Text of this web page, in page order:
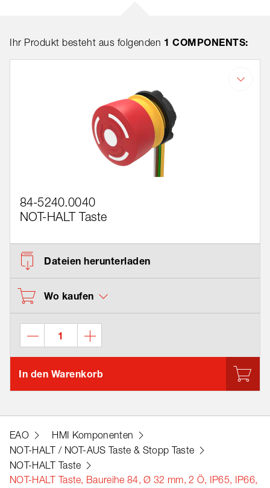
Ihr Produkt besteht aus folgenden 1 COMPONENTS:
84-5240.0040
NOT-HALT Taste
Dateien herunterladen
Wo kaufen
In den Warenkorb
EAO
HMI Komponenten
NOT-HALT / NOT-AUS Taste & Stopp Taste
NOT-HALT Taste
NOT-HALT Taste, Baureihe 84, Ø 32 mm, 2 Ö, IP65, IP66,